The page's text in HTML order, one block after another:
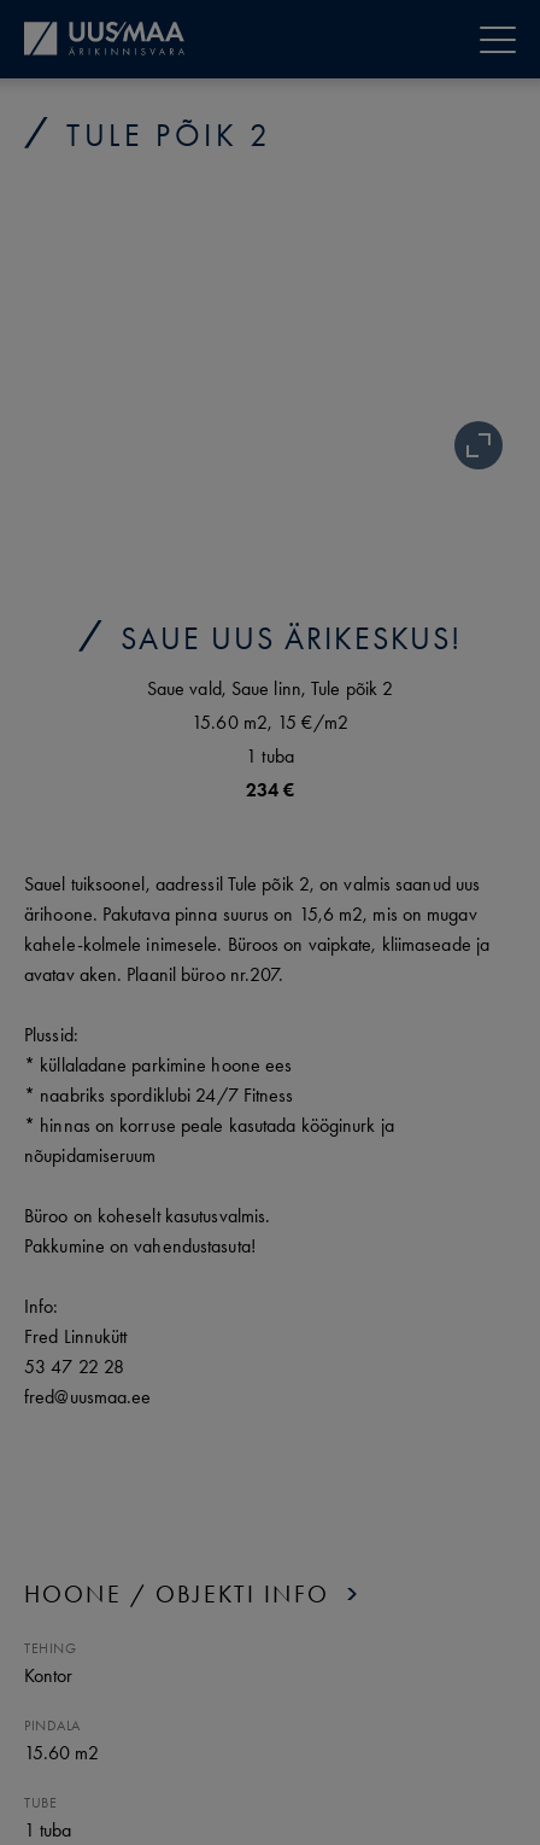
TULE PÕIK 2
SAUE UUS ÄRIKESKUS!
Saue vald, Saue linn,Tule põik 2
15.60 m2, 15 €/m2
1 tuba
234 €
Sauel tuiksoonel, aadressil Tule põik 2, on valmis saanud uus
ärihoone. Pakutava pinna suurus on 15,6 m2, mis on mugav
kahele-kolmele inimesele. Büroos on vaipkate, kliimaseade ja
avatav aken. Plaanil büroo nr.207.
Plussid:
* küllaladane parkimine hoone ees
* naabriks spordiklubi 24/7 Fitness
* hinnas on korruse peale kasutada kööginurk ja
nõupidamiseruum
Büroo on koheselt kasutusvalmis.
Pakkumine on vahendustasuta!
Info:
Fred Linnukütt
53 47 22 28
fred@uusmaa.ee
HOONE / OBJEKTI INFO
TEHING
Kontor
PINDALA
15.60 m2
TUBE
1 tuba